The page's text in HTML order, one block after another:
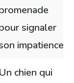
signaler
impatience
Un chien qui